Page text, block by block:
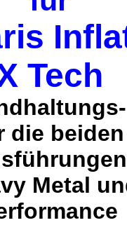
Tech
die beiden
Metal